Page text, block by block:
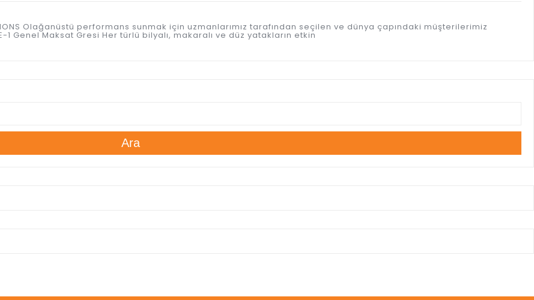
Olağanüstü performans sunmak için uzmanlarımız tarafından seçilen ve dünya çapındaki müşterilerimiz
Genel Maksat Gresi Her türlü bilyalı, makaralı ve düz yatakların etkin
Ara